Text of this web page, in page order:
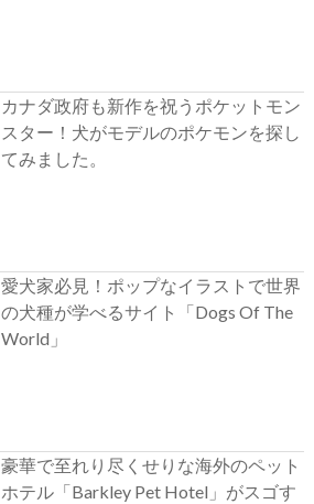
カナダ政府も新作を祝うポケットモン
スター！犬がモデルのポケモンを探し
てみました。
愛犬家必見！ポップなイラストで世界
の犬種が学べるサイト「Dogs Of The
World」
豪華で至れり尽くせりな海外のペット
ホテル「Barkley Pet Hotel」がスゴす